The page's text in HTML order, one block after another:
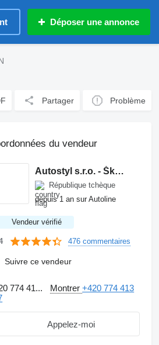
Déposer une annonce
Partager Problème
du vendeur
Autostyl s.r.o. - Škoda Plus
République tchèque
depuis 1 an sur Autoline
Vendeur vérifié
476 commentaires
Suivre ce vendeur
774 41... Montrer+420 774 413
Appelez-moi